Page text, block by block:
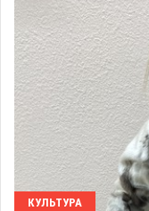
КУЛЬТУРА